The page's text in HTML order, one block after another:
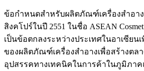
ข้อกำหนดสำหรับผลิตภัณฑ์เครื่องสำอา
สิงคโปร์ในปี 2551 ในชื่อ ASEAN
เป็นข้อตกลงระหว่างประเทศในอาเซีย
ของผลิตภัณฑ์เครื่องสำอางเพื่อสร้างตล
อุปสรรคทางเทคนิคในการค้าในภูมิภาค